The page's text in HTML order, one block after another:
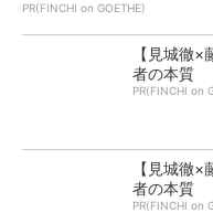
PR(FINCHI on GOETHE)
【見城徹
者の本質
PR(FINCHI on
【見城徹
者の本質
PR(FINCHI on